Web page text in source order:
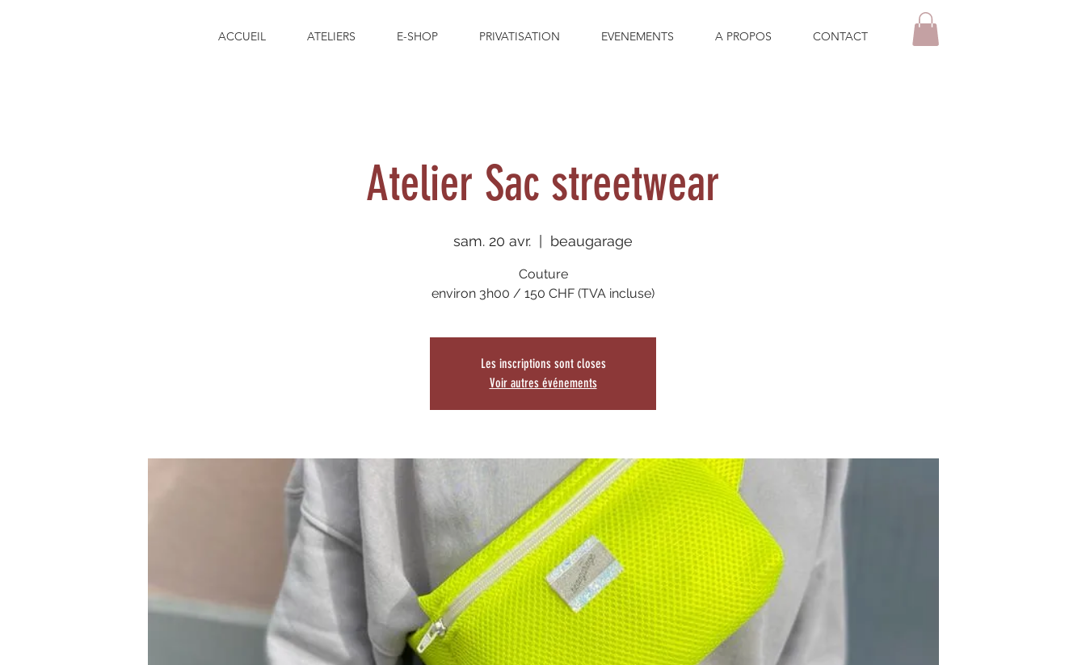
ACCUEIL ATELIERS E-SHOP PRIVATISATION EVENEMENTS A PROPOS CONTACT
Atelier Sac streetwear
sam. 20 avr. beaugarage
Couture
environ 3h00 / 150 CHF (TVA incluse)
Les inscriptions sont closes
Voir autres événements